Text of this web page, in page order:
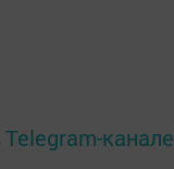
Telegram-канале